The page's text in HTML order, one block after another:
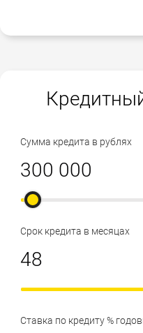
Сумма кредита в рублях
Срок кредита в месяцах
Ставка по кредиту %